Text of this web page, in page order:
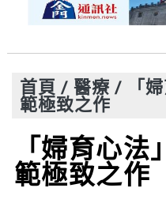
首頁 / 醫療 / 「
範極致之作
「婦育心
範極致之作